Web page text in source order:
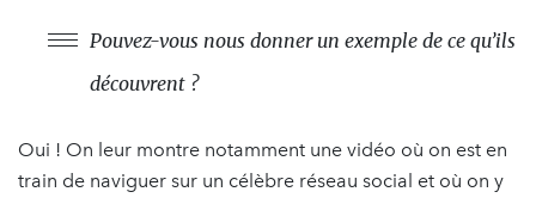
Pouvez-vous nous donner un exemple de ce qu’ils
découvrent ?
Oui ! On leur montre notamment une vidéo où on est en
train de naviguer sur un célèbre réseau social et où on y